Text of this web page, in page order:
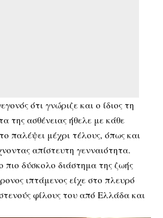
ότι γνώριζε και ο ίδιος τη
της ασθένειας ήθελε με κάθε
παλέψει μέχρι τέλους, όπως και
απίστευτη γενναιότητα.
πιο δύσκολο διάστημα της ζωής
ιπτάμενος είχε στο πλευρό
φίλους του από Ελλάδα και